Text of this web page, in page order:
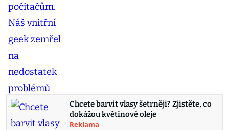
Chcete barvit vlasy šetrněji? Zjistěte, co
dokážou květinové oleje
Reklama